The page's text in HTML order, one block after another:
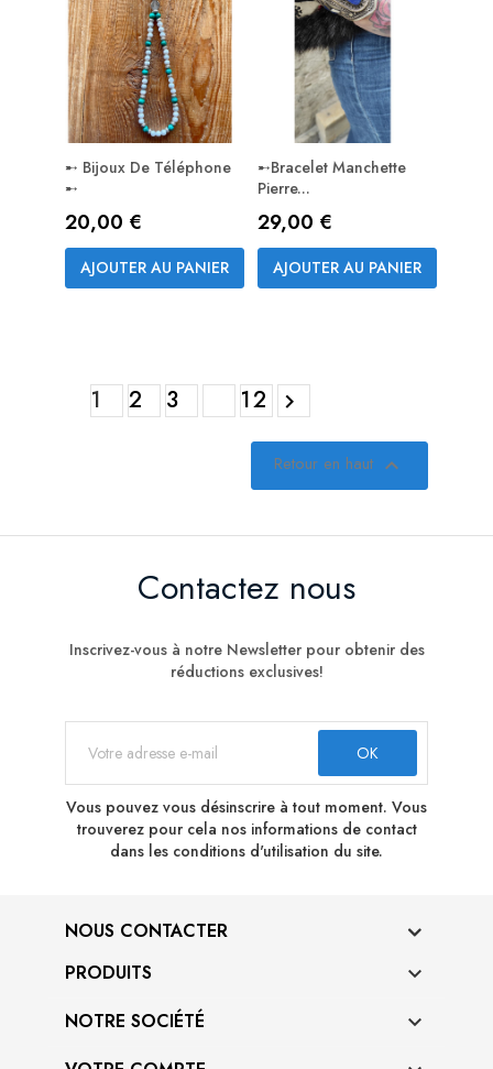
➸ Bijoux De Téléphone
➸
Prix
20,00 €
AJOUTER AU PANIER
➸Bracelet Manchette
Pierre...
Prix
29,00 €
AJOUTER AU PANIER
1 2 3 12 
Retour en haut 
Contactez nous
Inscrivez-vous à notre Newsletter pour obtenir des
réductions exclusives!
Vous pouvez vous désinscrire à tout moment. Vous
trouverez pour cela nos informations de contact
dans les conditions d'utilisation du site.
NOUS CONTACTER
PRODUITS

NOTRE SOCIÉTÉ 